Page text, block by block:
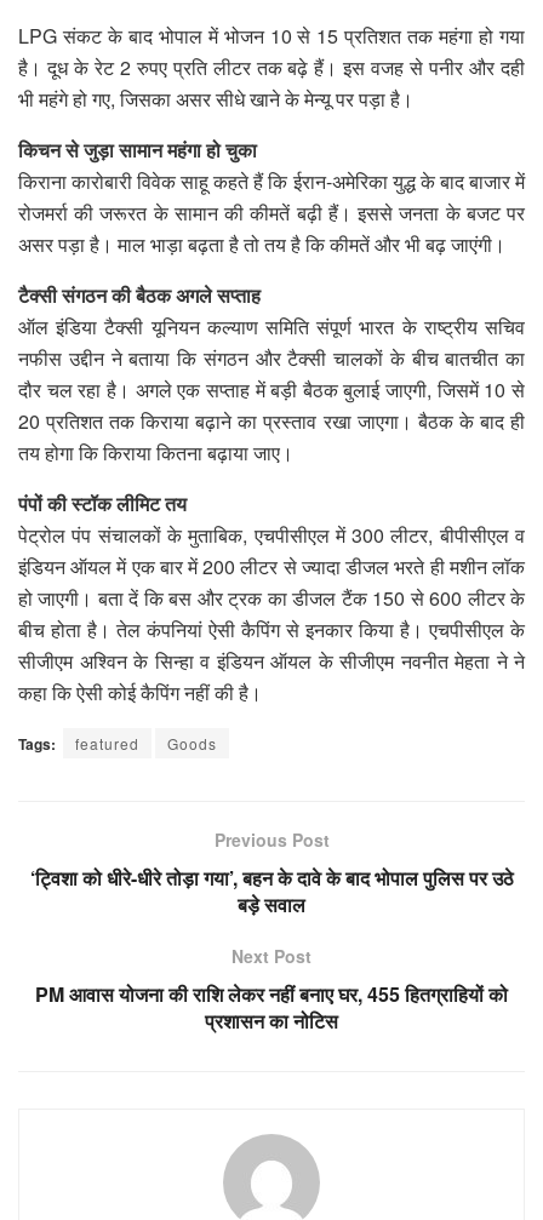
LPG संकट के बाद भोपाल में भोजन 10 से 15 प्रतिशत तक महंगा हो गया
है। दूध के रेट 2 रुपए प्रति लीटर तक बढ़े हैं। इस वजह से पनीर और दही
भी महंगे हो गए, जिसका असर सीधे खाने के मेन्यू पर पड़ा है।
किचन से जुड़ा सामान महंगा हो चुका
किराना कारोबारी विवेक साहू कहते हैं कि ईरान-अमेरिका युद्ध के बाद बाजार में
रोजमर्रा की जरूरत के सामान की कीमतें बढ़ी हैं। इससे जनता के बजट पर
असर पड़ा है। माल भाड़ा बढ़ता है तो तय है कि कीमतें और भी बढ़ जाएंगी।
टैक्सी संगठन की बैठक अगले सप्ताह
ऑल इंडिया टैक्सी यूनियन कल्याण समिति संपूर्ण भारत के राष्ट्रीय सचिव
नफीस उद्दीन ने बताया कि संगठन और टैक्सी चालकों के बीच बातचीत का
दौर चल रहा है। अगले एक सप्ताह में बड़ी बैठक बुलाई जाएगी, जिसमें 10 से
20 प्रतिशत तक किराया बढ़ाने का प्रस्ताव रखा जाएगा। बैठक के बाद ही
तय होगा कि किराया कितना बढ़ाया जाए।
पंपों की स्टॉक लीमिट तय
पेट्रोल पंप संचालकों के मुताबिक, एचपीसीएल में 300 लीटर, बीपीसीएल व
इंडियन ऑयल में एक बार में 200 लीटर से ज्यादा डीजल भरते ही मशीन लॉक
हो जाएगी। बता दें ​कि बस और ट्रक का डीजल टैंक 150 से 600 लीटर के
बीच होता है। तेल कंपनियां ऐसी कैपिंग से इनकार किया है। एचपीसीएल के
सीजीएम अश्विन के सिन्हा व इंडियन ऑयल के सीजीएम नवनीत मेहता ने ने
कहा कि ऐसी कोई कैपिंग नहीं की है।
Tags: featured Goods
Previous Post
‘ट्विशा को धीरे-धीरे तोड़ा गया’, बहन के दावे के बाद भोपाल पुलिस पर उठे
बड़े सवाल
Next Post
PM आवास योजना की राशि लेकर नहीं बनाए घर, 455 हितग्राहियों को
प्रशासन का नोटिस